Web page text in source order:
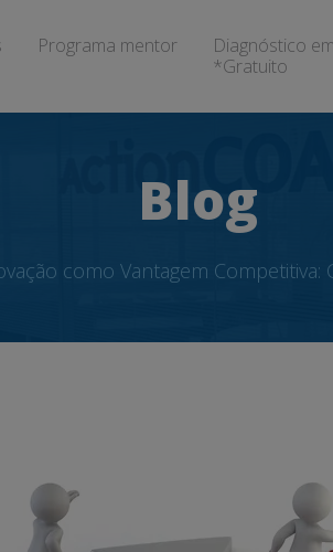
Programa mentor
Diagnóstico
*Gratuito
Blog
como Vantagem